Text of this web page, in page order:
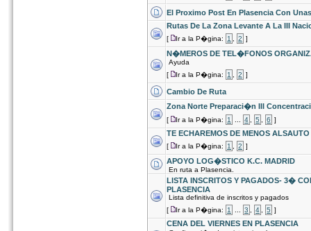
El Proximo Post En Plasencia Con
Rutas De La Zona Levante A La III
[ Ir a la P�gina: 1 2 ]
N�MEROS DE TEL�FONOS
Ayuda
[
Ir a la P�gina: 1 2 ]
Cambio De Ruta
Zona Norte Preparaci�n III
[ Ir a la P�gina: 1 4 5 6 ]
TE ECHAREMOS DE MENOS ALSAUTO
[ Ir a la P�gina: 1 2 ]
APOYO LOG�STICO K.C. MADRID
En ruta a Plasencia.
LISTA INSCRITOS Y PAGADOS- 3�
PLASENCIA
Lista definitiva de inscritos y pagados
[
Ir a la P�gina: 1 3 4 5 ]
CENA DEL VIERNES EN PLASENCIA